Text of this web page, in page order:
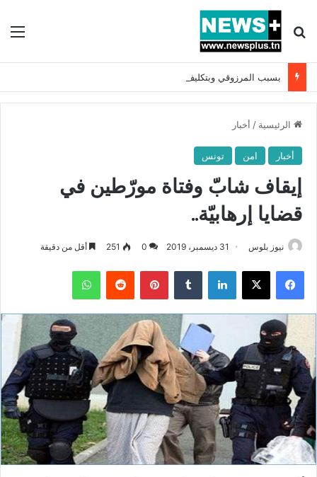
بحث عن
الرئيسية / أخبار
أخبار امن تونس
إيقاف شابّ وفتاة مورّطين في
قضايا إرهابيّة..
نيوز بلوس 31 ديسمبر، 2019 0
251 أقل من دقيقة
فيسبوك X لينكدإن بينتيريست واتساب